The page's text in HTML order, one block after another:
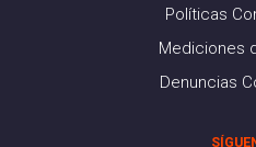
Políticas
Mediciones
Denuncias